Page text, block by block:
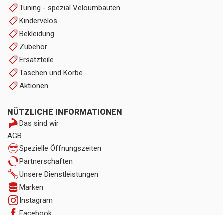
Tuning - spezial Veloumbauten
Kindervelos
Bekleidung
Zubehör
Ersatzteile
Taschen und Körbe
Aktionen
NÜTZLICHE INFORMATIONEN
Das sind wir
AGB
Spezielle Öffnungszeiten
Partnerschaften
Unsere Dienstleistungen
Marken
Instagram
Facebook